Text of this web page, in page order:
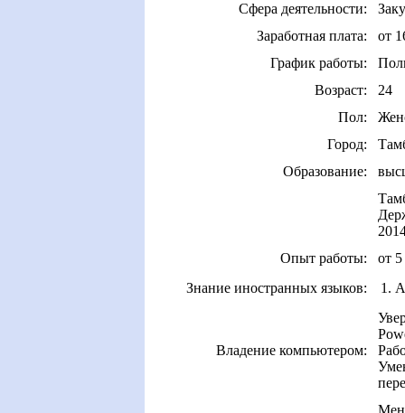
Сфера деятельности:
Заработная плата:
от
График работы:
Возраст:
24
Пол:
Город:
Образование:
Опыт работы:
от
Знание иностранных языков:
1.
Владение компьютером: